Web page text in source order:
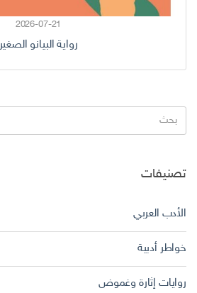
2026-07-21
رواية البيانو الصغير
البحث
عن:
تصنيفات
الأدب العربي
خواطر أدبية
روايات إثارة وغموض